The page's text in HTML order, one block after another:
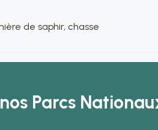
de saphir, chasse
Parcs